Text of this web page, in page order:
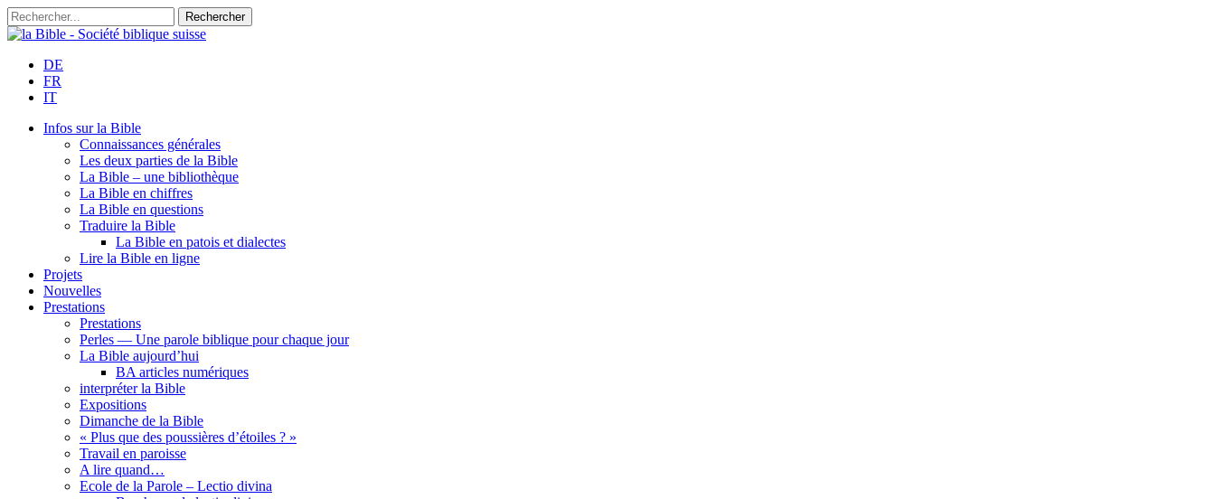
DE
FR
IT
Infos sur la Bible
Connaissances générales
Les deux parties de la Bible
La Bible – une bibliothèque
La Bible en chiffres
La Bible en questions
Traduire la Bible
La Bible en patois et dialectes
Lire la Bible en ligne
Projets
Nouvelles
Prestations
Prestations
Perles — Une parole biblique pour chaque jour
La Bible aujourd’hui
BA articles numériques
interpréter la Bible
Expositions
Dimanche de la Bible
« Plus que des poussières d’étoiles ? »
Travail en paroisse
A lire quand…
Ecole de la Parole – Lectio divina